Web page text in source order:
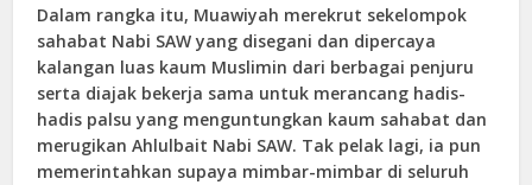
Dalam rangka itu, Muawiyah merekrut sekelompok
sahabat Nabi SAW yang disegani dan dipercaya
kalangan luas kaum Muslimin dari berbagai penjuru
serta diajak bekerja sama untuk merancang hadis-
hadis palsu yang menguntungkan kaum sahabat dan
merugikan Ahlulbait Nabi SAW. Tak pelak lagi, ia pun
memerintahkan supaya mimbar-mimbar di seluruh